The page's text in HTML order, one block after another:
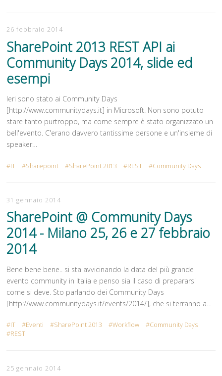
26 febbraio 2014
SharePoint 2013 REST API ai
Community Days 2014, slide ed
esempi
Ieri sono stato ai Community Days
[http://www.communitydays.it] in Microsoft. Non sono potuto
stare tanto purtroppo, ma come sempre è stato organizzato un
bell'evento. C'erano davvero tantissime persone e un'insieme di
speaker…
IT Sharepoint SharePoint 2013 REST Community Days
31 gennaio 2014
SharePoint @ Community Days
2014 - Milano 25, 26 e 27 febbraio
2014
Bene bene bene.. si sta avvicinando la data del più grande
evento community in Italia e penso sia il caso di prepararsi
come si deve. Sto parlando dei Community Days
[http://www.communitydays.it/events/2014/], che si terranno a…
IT Eventi SharePoint 2013 Workflow
Community Days
REST
25 gennaio 2014